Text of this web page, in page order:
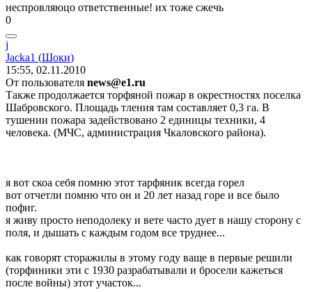
неспровляюцо ответственные! их тоже сжечь
0
j
Jacka1 (Шоки)
15:55, 02.11.2010
От пользователя news@e1.ru
Также продолжается торфяной пожар в окрестностях поселка
Шабровского. Площадь тления там составляет 0,3 га. В
тушении пожара задействовано 2 единицы техники, 4
человека. (МЧС, администрация Чкаловского района).
я вот скоа себя помню этот тарфяник всегда горел
вот отчетли помню что он и 20 лет назад горе и все было
пофиг.
я живу просто неподолеку и вете часто дует в нашу сторону с
поля, и дышать с каждым годом все труднее...
как говорят сторажилы в этому году ваще в первые решили
(торфиники эти с 1930 разрабатывали и бросели кажеться
после войны) этот участок...